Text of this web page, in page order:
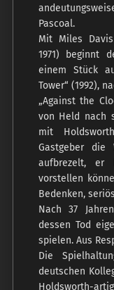
Pascoal.
Mit Miles Davis
1971) beginnt
einem Stück
Tower“ (1992),
„Against the
von Held nach
mit
Gastgeber die
aufbrezelt, er
vorstellen
Bedenken,
Nach 37
dessen Tod
spielen. Aus
Die
deutschen
Holdsworth-